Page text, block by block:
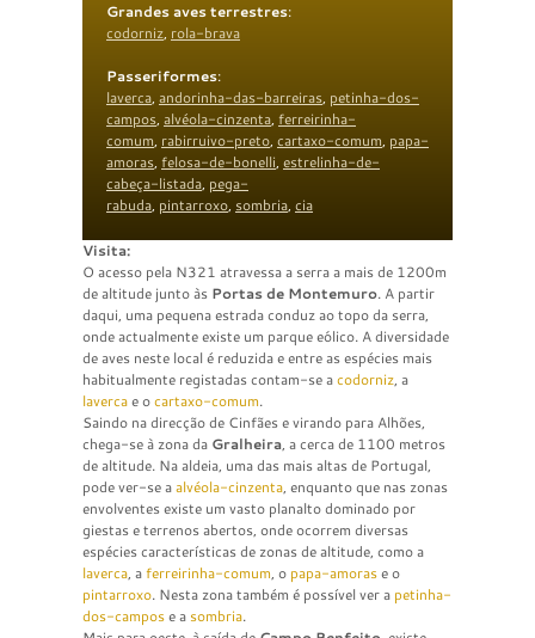
Grandes aves terrestres:
codorniz, rola-brava
Passeriformes:
laverca, andorinha-das-barreiras, petinha-dos-
campos, alvéola-cinzenta, ferreirinha-
comum, rabirruivo-preto, cartaxo-comum, papa-
amoras, felosa-de-bonelli, estrelinha-de-
cabeça-listada, pega-
rabuda, pintarroxo, sombria, cia
Visita:
O acesso pela N321 atravessa a serra a mais de 1200m
de altitude junto às Portas de Montemuro. A partir
daqui, uma pequena estrada conduz ao topo da serra,
onde actualmente existe um parque eólico. A diversidade
de aves neste local é reduzida e entre as espécies mais
habitualmente registadas contam-se acodorniz, a
lavercae ocartaxo-comum.
Saindo na direcção de Cinfães e virando para Alhões,
chega-se à zona da Gralheira, a cerca de 1100 metros
de altitude. Na aldeia, uma das mais altas de Portugal,
pode ver-se aalvéola-cinzenta, enquanto que nas zonas
envolventes existe um vasto planalto dominado por
giestas e terrenos abertos, onde ocorrem diversas
espécies características de zonas de altitude, como a
laverca, aferreirinha-comum, o papa-amorase o
pintarroxo. Nesta zona também é possível ver a petinha-
dos-campose a sombria.